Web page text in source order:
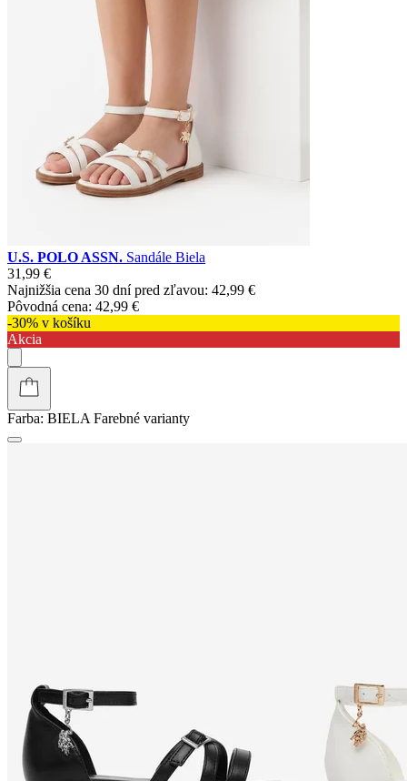
U.S. POLO ASSN. Sandále Biela
31,99 €
Najnižšia cena 30 dní pred zľavou: 42,99 €
Pôvodná cena: 42,99 €
-30% v košíku
Akcia
Farba: BIELA Farebné varianty